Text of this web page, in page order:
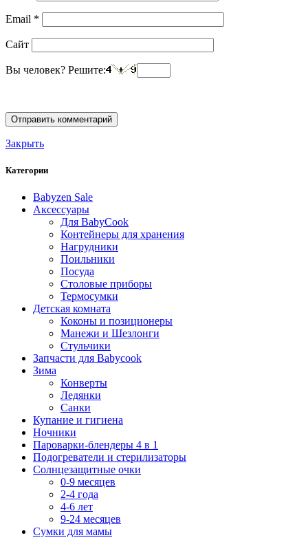
Email *
Сайт
Вы человек? Решите:
Закрыть
Категории
Babyzen Sale
Аксессуары
Для BabyCook
Контейнеры для хранения
Нагрудники
Поильники
Посуда
Столовые приборы
Термосумки
Детская комната
Коконы и позиционеры
Манежи и Шезлонги
Стульчики
Запчасти для Babycook
Зима
Конверты
Ледянки
Санки
Купание и гигиена
Ночники
Пароварки-блендеры 4 в 1
Подогреватели и стерилизаторы
Солнцезащитные очки
0-9 месяцев
2-4 года
4-6 лет
9-24 месяцев
Сумки для мамы